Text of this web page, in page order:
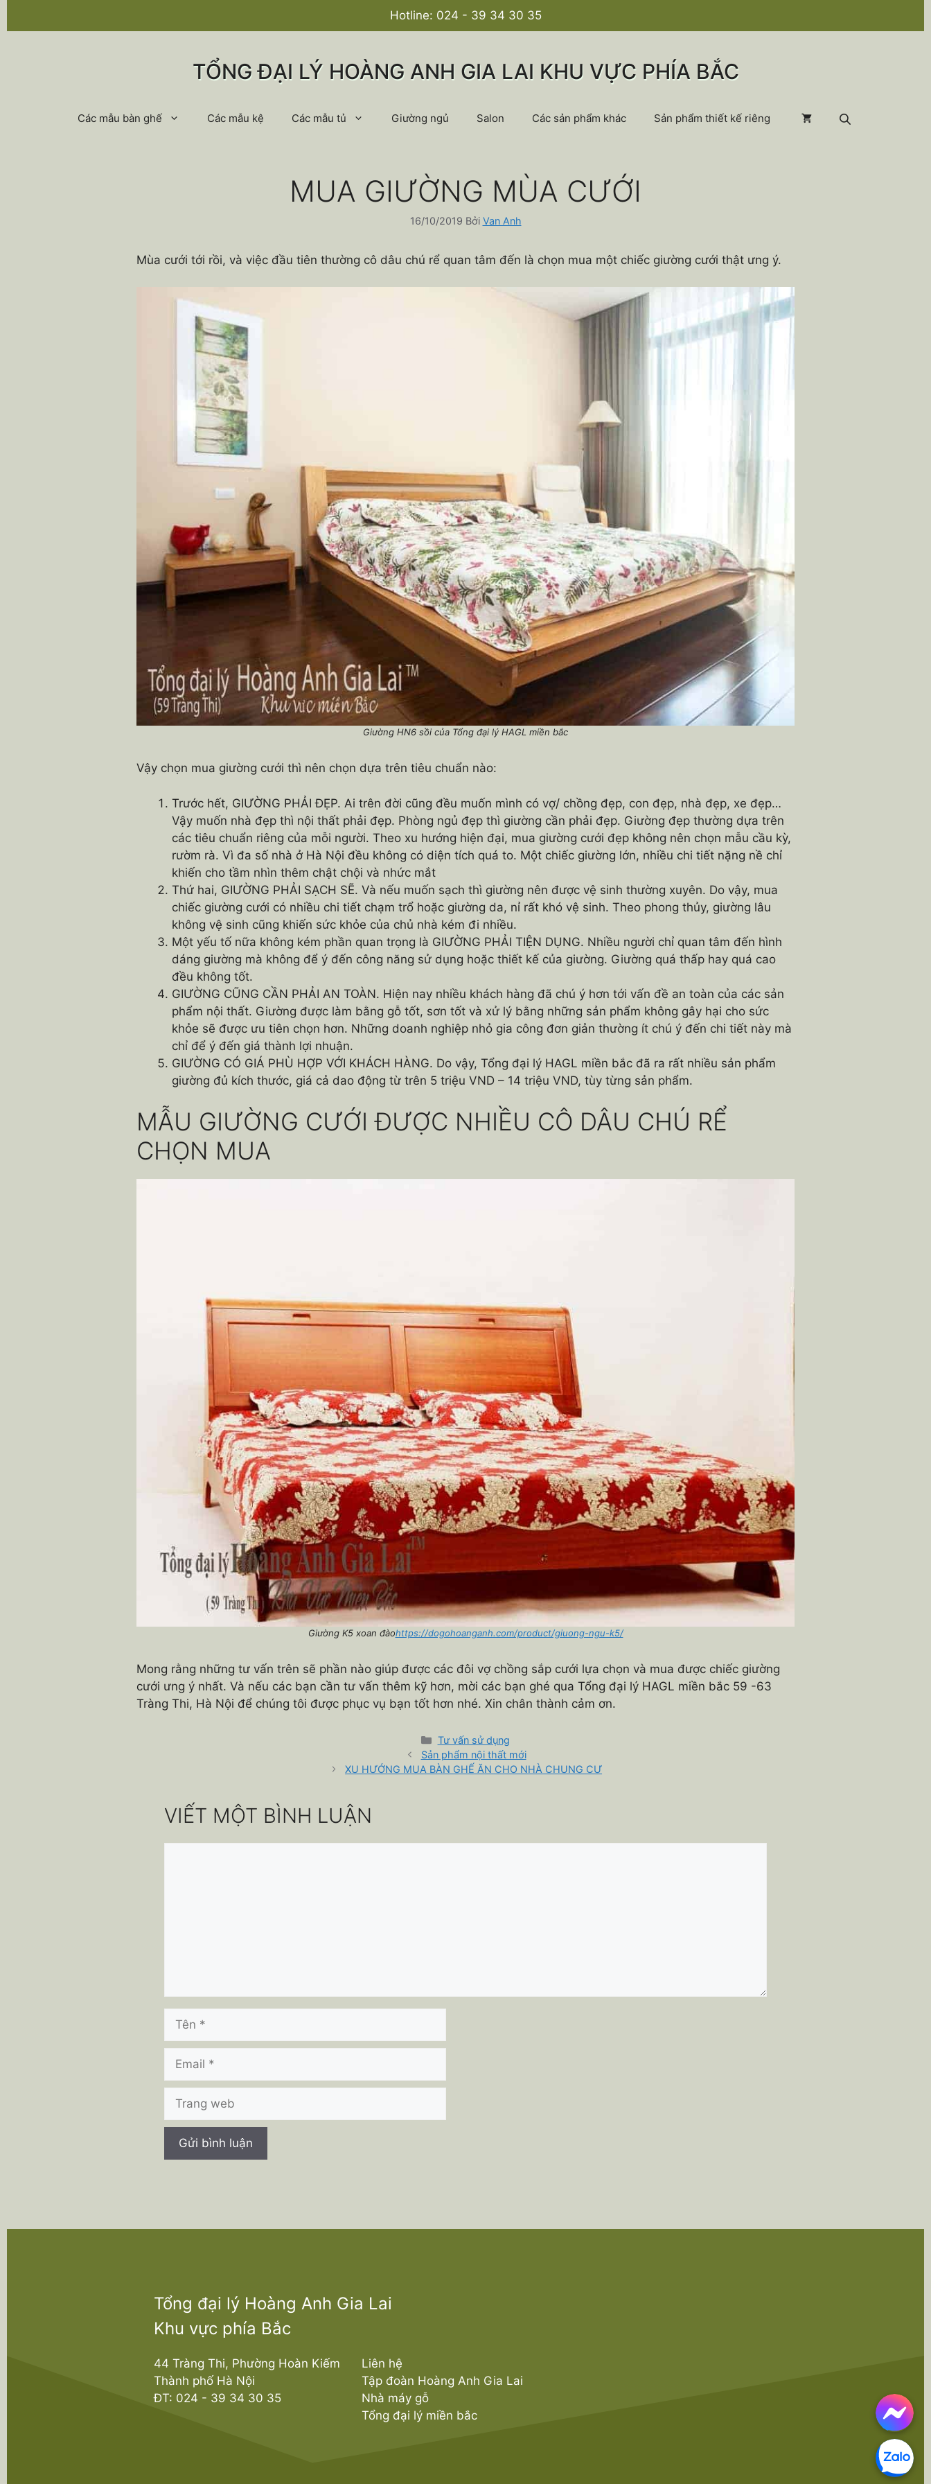
Hotline: 024 - 39 34 30 35
TỔNG ĐẠI LÝ HOÀNG ANH GIA LAI KHU VỰC PHÍA BẮC
Các mẫu bàn ghế Các mẫu kệ Các mẫu tủ Giường ngủ Salon Các sản phẩm khác Sản phẩm thiết kế riêng
MUA GIƯỜNG MÙA CƯỚI
16/10/2019 Bởi Van Anh
Mùa cưới tới rồi, và việc đầu tiên thường cô dâu chú rể quan tâm đến là chọn mua một chiếc giường cưới thật ưng ý.
Giường HN6 sồi của Tổng đại lý HAGL miền bắc
Vậy chọn mua giường cưới thì nên chọn dựa trên tiêu chuẩn nào:
Trước hết, GIƯỜNG PHẢI ĐẸP. Ai trên đời cũng đều muốn mình có vợ/ chồng đẹp, con đẹp, nhà đẹp, xe đẹp…
Vậy muốn nhà đẹp thì nội thất phải đẹp. Phòng ngủ đẹp thì giường cần phải đẹp. Giường đẹp thường dựa trên
các tiêu chuẩn riêng của mỗi người. Theo xu hướng hiện đại, mua giường cưới đẹp không nên chọn mẫu cầu kỳ,
rườm rà. Vì đa số nhà ở Hà Nội đều không có diện tích quá to. Một chiếc giường lớn, nhiều chi tiết nặng nề chỉ
khiến cho tầm nhìn thêm chật chội và nhức mắt
Thứ hai, GIƯỜNG PHẢI SẠCH SẼ. Và nếu muốn sạch thì giường nên được vệ sinh thường xuyên. Do vậy, mua
chiếc giường cưới có nhiều chi tiết chạm trổ hoặc giường da, nỉ rất khó vệ sinh. Theo phong thủy, giường lâu
không vệ sinh cũng khiến sức khỏe của chủ nhà kém đi nhiều.
Một yếu tố nữa không kém phần quan trọng là GIƯỜNG PHẢI TIỆN DỤNG. Nhiều người chỉ quan tâm đến hình
dáng giường mà không để ý đến công năng sử dụng hoặc thiết kế của giường. Giường quá thấp hay quá cao
đều không tốt.
GIƯỜNG CŨNG CẦN PHẢI AN TOÀN. Hiện nay nhiều khách hàng đã chú ý hơn tới vấn đề an toàn của các sản
phẩm nội thất. Giường được làm bằng gỗ tốt, sơn tốt và xử lý bằng những sản phẩm không gây hại cho sức
khỏe sẽ được ưu tiên chọn hơn. Những doanh nghiệp nhỏ gia công đơn giản thường ít chú ý đến chi tiết này mà
chỉ để ý đến giá thành lợi nhuận.
GIƯỜNG CÓ GIÁ PHÙ HỢP VỚI KHÁCH HÀNG. Do vậy, Tổng đại lý HAGL miền bắc đã ra rất nhiều sản phẩm
giường đủ kích thước, giá cả dao động từ trên 5 triệu VND – 14 triệu VND, tùy từng sản phẩm.
MẪU GIƯỜNG CƯỚI ĐƯỢC NHIỀU CÔ DÂU CHÚ RỂ
CHỌN MUA
Giường K5 xoan đàohttps://dogohoanganh.com/product/giuong-ngu-k5/
Mong rằng những tư vấn trên sẽ phần nào giúp được các đôi vợ chồng sắp cưới lựa chọn và mua được chiếc giường
cưới ưng ý nhất. Và nếu các bạn cần tư vấn thêm kỹ hơn, mời các bạn ghé qua Tổng đại lý HAGL miền bắc 59 -63
Tràng Thi, Hà Nội để chúng tôi được phục vụ bạn tốt hơn nhé. Xin chân thành cảm ơn.
Danh
mục
Tư vấn sử dụng
Sản phẩm nội thất mới
XU HƯỚNG MUA BÀN GHẾ ĂN CHO NHÀ CHUNG CƯ
VIẾT MỘT BÌNH LUẬN
web
Tổng đại lý Hoàng Anh Gia Lai
Khu vực phía Bắc
44 Tràng Thi, Phường Hoàn Kiếm
Thành phố Hà Nội
ĐT: 024 - 39 34 30 35
Liên hệ
Tập đoàn Hoàng Anh Gia Lai
Nhà máy gỗ
Tổng đại lý miền bắc